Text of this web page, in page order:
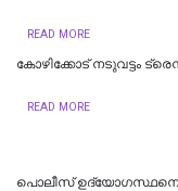
READ MORE
കോഴിക്കോട് നടുവട്ടം
READ MORE
പൊലീസ് ഉദ്യോഗസ്ഥനെ